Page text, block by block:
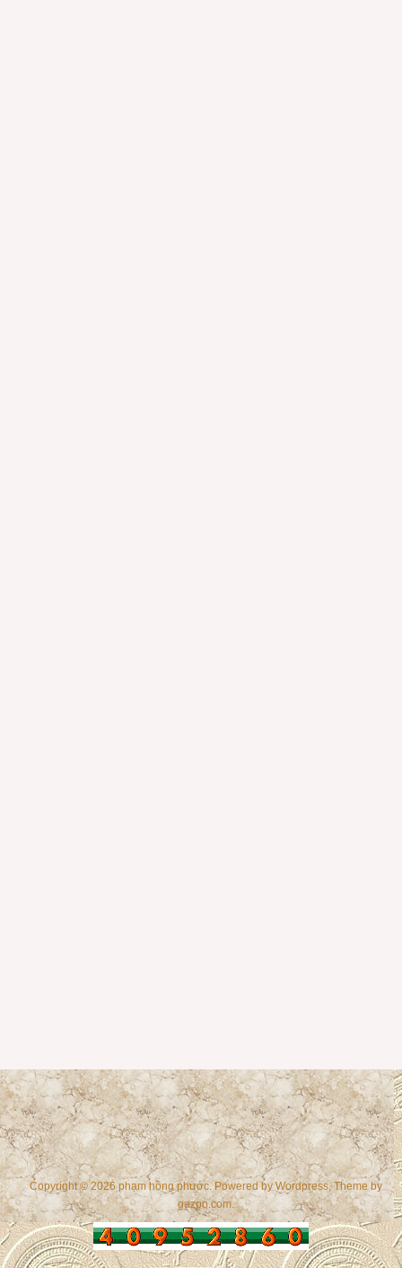
Copyright © 2026 phạm hồng phước. Powered byWordpress, Theme by
gazpo.com.